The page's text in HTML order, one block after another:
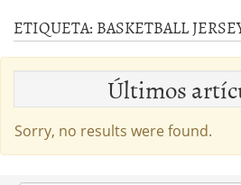
ETIQUETA: BASKETBALL
Últimos
Sorry, no results were found.